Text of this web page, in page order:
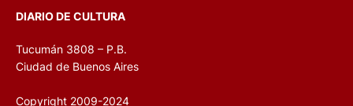
DIARIO DE CULTURA
Tucumán 3808 – P.B.
Ciudad de Buenos Aires
Copyright 2009-2024